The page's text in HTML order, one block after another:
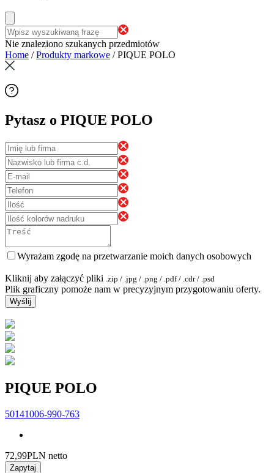
Nie znaleziono szukanych przedmiotów
Home /Produkty markowe /PIQUE POLO
Pytasz o PIQUE POLO
Wyrażam zgodę na przetwarzanie moich danych osobowych
Kliknij aby załączyć pliki .zip / .jpg / .png / .pdf / .cdr / .psd
Plik graficzny pomoże nam w precyzyjnym przygotowaniu oferty.
Wyślij
PIQUE POLO
50141006-990-763
72,99PLN netto
Zapytaj